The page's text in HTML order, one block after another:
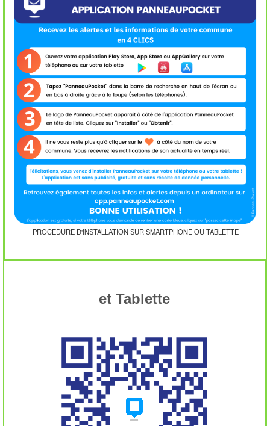
PROCEDURE D'INSTALLATION SUR SMARTPHONE OU TABLETTE
et Tablette